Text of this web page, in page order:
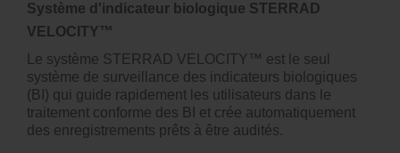
Système d'indicateur biologique STERRAD
VELOCITY™
Le système STERRAD VELOCITY™ est le seul
système de surveillance des indicateurs biologiques
(BI) qui guide rapidement les utilisateurs dans le
traitement conforme des BI et crée automatiquement
des enregistrements prêts à être audités.